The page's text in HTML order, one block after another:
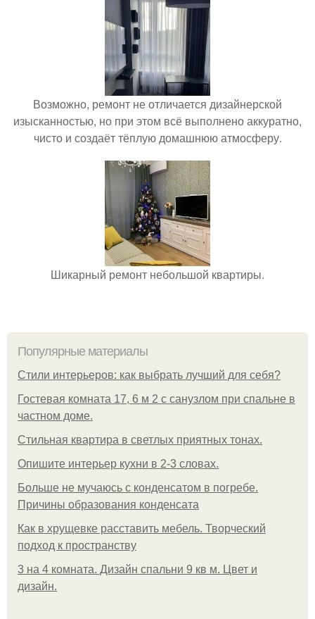
Возможно, ремонт не отличается дизайнерской
изысканностью, но при этом всё выполнено аккуратно,
чисто и создаёт тёплую домашнюю атмосферу.
Шикарный ремонт небольшой квартиры.
Популярные материалы
Стили интерьеров: как выбрать лучший для себя?
Гостевая комната 17, 6 м 2 с санузлом при спальне в
частном доме.
Стильная квартира в светлых приятных тонах.
Опишите интерьер кухни в 2-3 словах.
Больше не мучаюсь с конденсатом в погребе.
Причины образования конденсата
Как в хрущевке расставить мебель. Творческий
подход к пространству
3 на 4 комната. Дизайн спальни 9 кв м. Цвет и
дизайн.